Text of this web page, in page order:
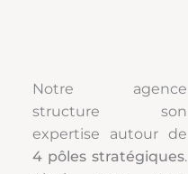
Notre agence
structure son
expertise autour de
4 pôles stratégiques.